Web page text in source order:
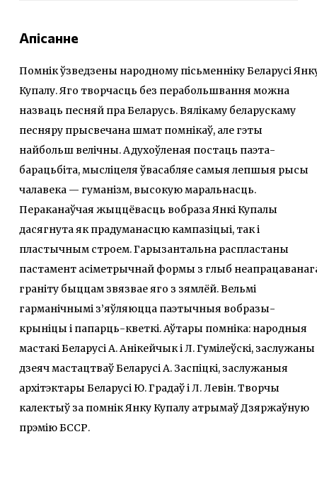
Апісанне
Помнік ўзведзены народному пісьменніку Беларусі
Купалу. Яго творчасць без перабольшвання можна
назваць песняй пра Беларусь. Вялікаму беларускаму
песняру прысвечана шмат помнікаў, але гэты
найбольш велічны. Адухоўленая постаць паэта-
барацьбіта, мысліцеля ўвасабляе самыя лепшыя рысы
чалавека — гуманізм, высокую маральнасць.
Пераканаўчая жыццёвасць вобраза Янкі Купалы
дасягнута як прадуманасцю кампазіцыі, так і
пластычным строем. Гарызантальна распластаны
пастамент асіметрычнай формы з глыб
граніту быццам звязвае яго з зямлёй. Вельмі
гарманічнымі з’яўляюцца паэтычныя вобразы-
крыніцы і папарць-кветкі. Аўтары помніка: народныя
мастакі Беларусі А. Анікейчык і Л. Гумілеўскі, заслужаны
дзеяч мастацтваў Беларусі А. Заспіцкі, заслужаныя
архітэктары Беларусі Ю. Градаў і Л. Левін. Творчы
калектыў за помнік Янку Купалу атрымаў Дзяржаўную
прэмію БССР.